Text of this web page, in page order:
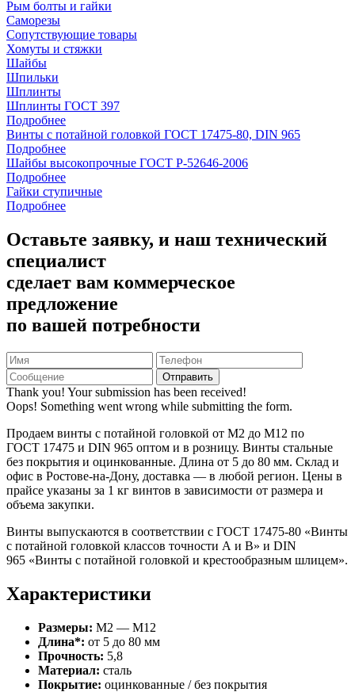
Рым болты и гайки
Саморезы
Сопутствующие товары
Хомуты и стяжки
Шайбы
Шпильки
Шплинты
Шплинты ГОСТ 397
Подробнее
Винты с потайной головкой ГОСТ 17475-80, DIN 965
Подробнее
Шайбы высокопрочные ГОСТ Р-52646-2006
Подробнее
Гайки ступичные
Подробнее
Оставьте заявку, и наш технический
специалист
сделает вам коммерческое
предложение
по вашей потребности
Thank you! Your submission has been received!
Oops! Something went wrong while submitting the form.
Продаем винты с потайной головкой от М2 до М12 по
ГОСТ 17475 и DIN 965 оптом и в розницу. Винты стальные
без покрытия и оцинкованные. Длина от 5 до 80 мм. Склад и
офис в Ростове-на-Дону, доставка — в любой регион. Цены в
прайсе указаны за 1 кг винтов в зависимости от размера и
объема закупки.
Винты выпускаются в соответствии с ГОСТ 17475-80 «Винты
с потайной головкой классов точности А и В» и DIN
965 «Винты с потайной головкой и крестообразным шлицем».
Характеристики
Размеры: М2 — М12
Длина*: от 5 до 80 мм
Прочность: 5,8
Материал: сталь
Покрытие: оцинкованные / без покрытия